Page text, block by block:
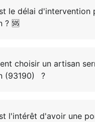
le délai d'intervention
? 🆘
choisir un artisan
(93190) ?
l'intérêt d'avoir une